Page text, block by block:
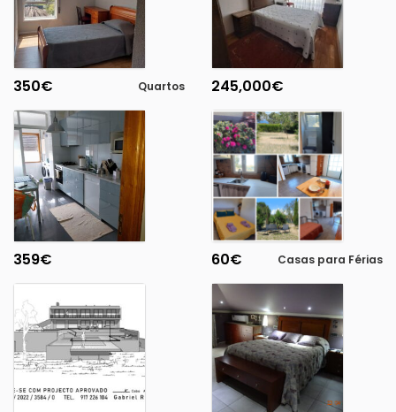
350€ Quartos 245,000€
359€ 60€ Casas para Férias